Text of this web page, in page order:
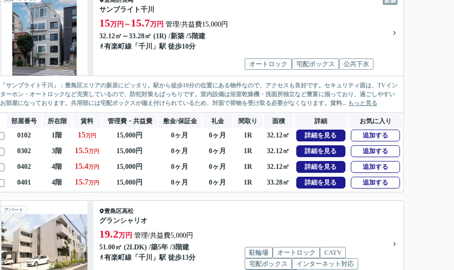
サンブライト千川
15万円～ 15.7万円 管理/共益費15,000円
32.12㎡～33.28㎡ (1R) /新築 /5階建
有楽町線 「 千川 」駅 徒歩10分
オートロック 宅配ボックス 公共下水
「サンブライト千川」：豊島区エリアの新居にピッタリ。駅から徒歩10分の位置にある物件なので、アクセスも良好です。セキュリティ面は、TVイン
ターホン・オートロックなど充実しているので、防犯対策もばっちりです。室内設備は浴室乾燥機・洗面所独立など豊富に揃っており、過ごしやすい
お部屋になっております。共用部には宅配ボックスが備え付けられているため、対面で荷物を受け取る必要がなくなります。賃料... もっと見る
部屋番号 所在階 賃料 管理費・共益費 敷金/保証金 礼金 間取り 面積 詳細
お気に入り
0102
1階 15万円 15,000円 0ヶ月 0ヶ月 1R 32.12㎡ 詳細を見る 追加する
0302 3階 15.5万円 15,000円 0ヶ月 0ヶ月 1R 32.12㎡ 詳細を見る 追加する
0402 4階 15.4万円 15,000円 0ヶ月 0ヶ月 1R 32.12㎡ 詳細を見る 追加する
0401 4階 15.7万円 15,000円 0ヶ月 0ヶ月 1R 33.28㎡ 詳細を見る 追加する
アパート 豊島区高松
グランシャリオ
19.2万円 管理/共益費5,000円
51.00㎡ (2LDK) /築5年 /3階建
有楽町線 「 千川 」駅 徒歩13分
駐輪場 オートロック
CATV
宅配ボックス
インターネット対応